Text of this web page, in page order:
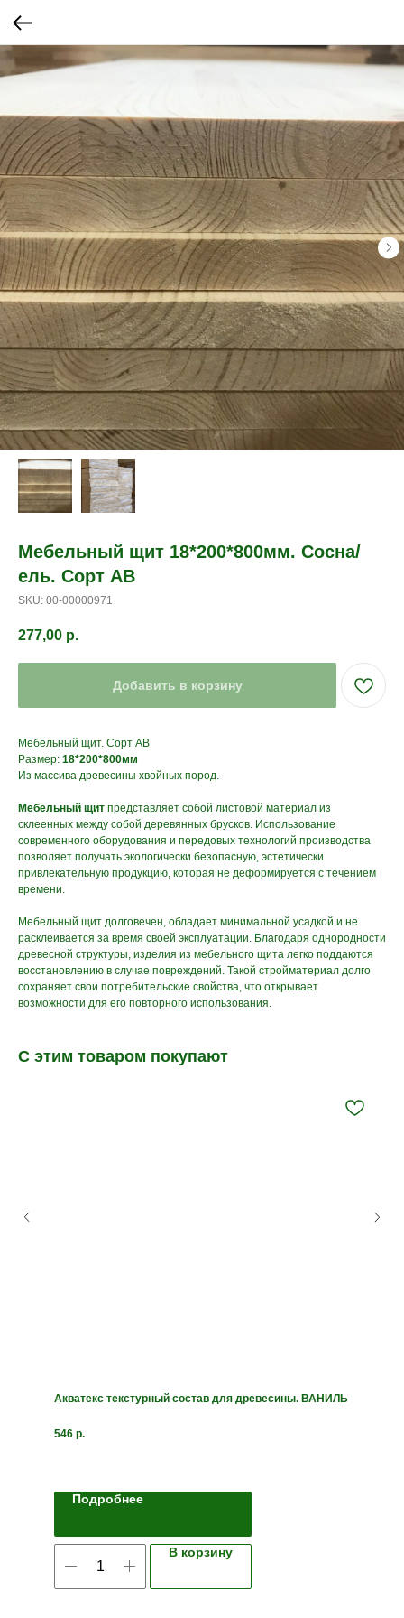
Мебельный щит 18*200*800мм. Сосна/
ель. Сорт АВ
SKU: 00-00000971
277,00 р.
Добавить в корзину
Мебельный щит. Сорт АВ
Размер: 18*200*800мм
Из массива древесины хвойных пород.
Мебельный щит представляет собой листовой материал из
склеенных между собой деревянных брусков. Использование
современного оборудования и передовых технологий производства
позволяет получать экологически безопасную, эстетически
привлекательную продукцию, которая не деформируется с течением
времени.
Мебельный щит долговечен, обладает минимальной усадкой и не
расклеивается за время своей эксплуатации. Благодаря однородности
древесной структуры, изделия из мебельного щита легко поддаются
восстановлению в случае повреждений. Такой стройматериал долго
сохраняет свои потребительские свойства, что открывает
возможности для его повторного использования.
С этим товаром покупают
Акватекс текстурный состав для древесины. ВАНИЛЬ
546 р.
Подробнее
В корзину